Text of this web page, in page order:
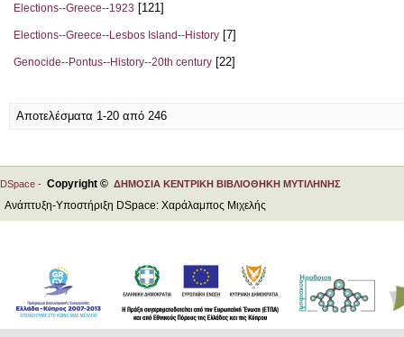
Elections--Greece--1923 [121]
Elections--Greece--Lesbos Island--History [7]
Genocide--Pontus--History--20th century [22]
Αποτελέσματα 1-20 από 246
DSpace - Copyright © ΔΗΜΟΣΙΑ ΚΕΝΤΡΙΚΗ ΒΙΒΛΙΟΘΗΚΗ ΜΥΤΙΛΗΝΗΣ
Ανάπτυξη-Υποστήριξη DSpace: Χαράλαμπος Μιχελής